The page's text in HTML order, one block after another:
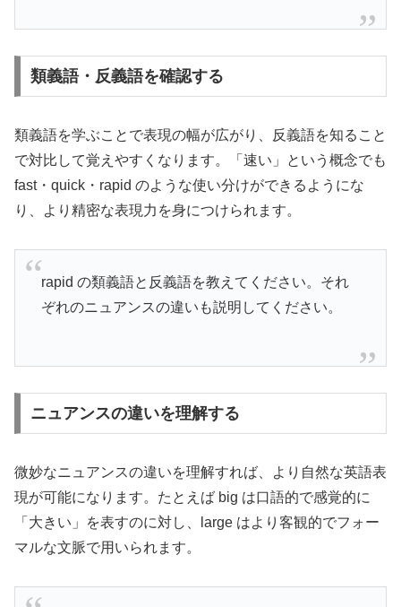
類義語・反義語を確認する
類義語を学ぶことで表現の幅が広がり、反義語を知ること
で対比して覚えやすくなります。「速い」という概念でも
fast・quick・rapid のような使い分けができるようにな
り、より精密な表現力を身につけられます。
rapid の類義語と反義語を教えてください。それ
ぞれのニュアンスの違いも説明してください。
ニュアンスの違いを理解する
微妙なニュアンスの違いを理解すれば、より自然な英語表
現が可能になります。たとえば big は口語的で感覚的に
「大きい」を表すのに対し、large はより客観的でフォー
マルな文脈で用いられます。